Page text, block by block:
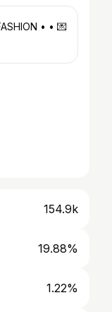
• • 💌
154.9k
19.88%
1.22%